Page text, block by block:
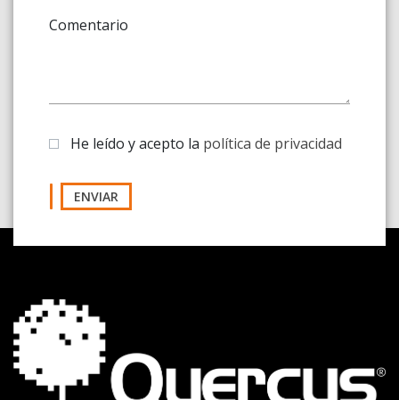
Comentario
He leído y acepto la política de privacidad
ENVIAR